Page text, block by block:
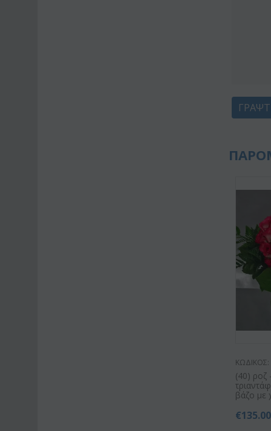
ΚΩΔΙΚΟΣ:
(40) ροζ
βάζο με
€135.00